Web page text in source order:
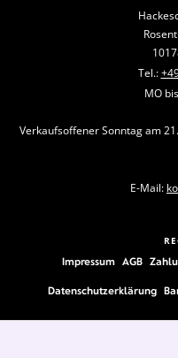
Tel.:
MO
Verkaufsoffener Sonntag am
E-Mail:
Impressum AGB
Datenschutzerklärung